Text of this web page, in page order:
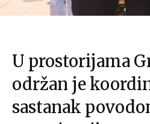
U prostorijama
održan je
sastanak